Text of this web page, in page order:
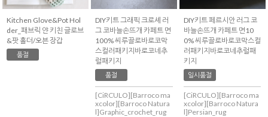
Kitchen Glove&Pot Hol
der_패브릭 얀 키친 글로브
&팟 홀더/오븐 장갑
품절
DIY키트 그래픽 크로셰 러
그 코바늘손뜨개 카페트 면
100% 씨루끌로바로코막
스컬러패키지바로코네추
럴패키지
품절
[CiRCULO][Barroco ma
xcolor][Barroco Natura
l]Graphic_crochet_rug
DIY키트 페르시안 러그 코
바늘손뜨개 카페트 면10
0% 씨루끌로바로코막스컬
러패키지바로코네추럴패
키지
일시품절
[CiRCULO][Barroco ma
xcolor][Barroco Natura
l]Persian_rug